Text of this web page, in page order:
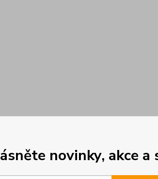
novinky, akce a